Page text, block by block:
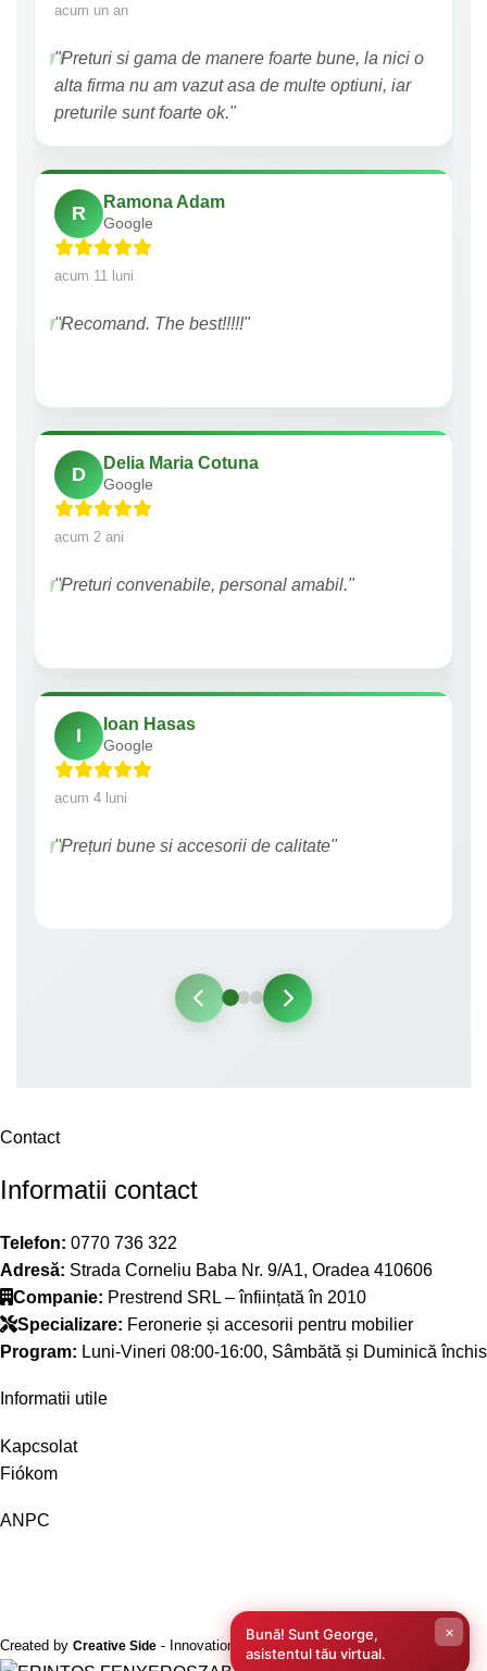
acum un an
"Preturi si gama de manere foarte bune, la nici o
alta firma nu am vazut asa de multe optiuni, iar
preturile sunt foarte ok."
R
Ramona Adam
Google
acum 11 luni
"Recomand. The best!!!!!"
D
Delia Maria Cotuna
Google
acum 2 ani
"Preturi convenabile, personal amabil."
I
Ioan Hasas
Google
acum 4 luni
"Prețuri bune si accesorii de calitate"
Contact
Informatii contact
Telefon: 0770 736 322
Adresă: Strada Corneliu Baba Nr. 9/A1, Oradea 410606
Companie: Prestrend SRL – înființată în 2010
Specializare: Feronerie și accesorii pentru mobilier
Program: Luni-Vineri 08:00-16:00, Sâmbătă și Duminică închis
Informatii utile
Kapcsolat
Fiókom
ANPC
Created by Creative Side - Innovation Performance
Bună! Sunt George,
asistentul tău virtual.
×